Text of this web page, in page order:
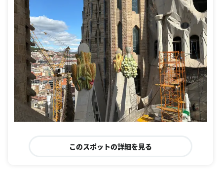
このスポットの詳細を見る